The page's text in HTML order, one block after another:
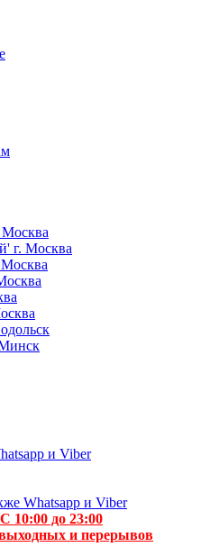
г. Москва
и Viber
Whatsapp и Viber
С 10:00 до 23:00
и перерывов